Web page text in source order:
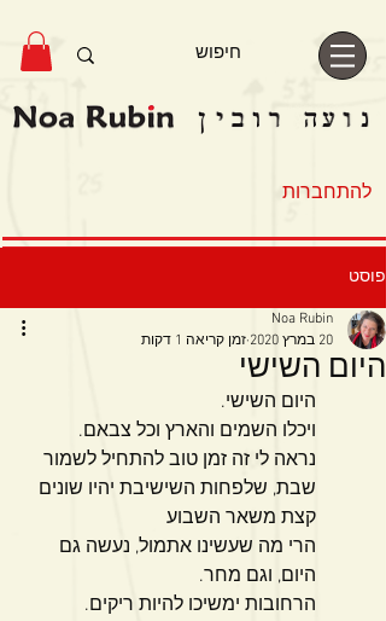
להתחברות
פוסט
היום השישי
Noa Rubin
20 במרץ 2020
זמן קריאה 1 דקות
היום השישי.
ויכלו השמים והארץ וכל צבאם.
נראה לי זה זמן טוב להתחיל לשמור
שבת, שלפחות השישיבת יהיו שונים
קצת משאר השבוע
הרי מה שעשינו אתמול, נעשה גם
היום, וגם מחר.
הרחובות ימשיכו להיות ריקים.